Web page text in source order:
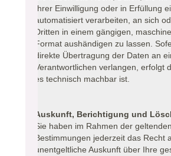
Ihrer Einwilligung oder in Erfüllung
automatisiert verarbeiten, an sich
Dritten in einem gängigen,
Format aushändigen zu lassen.
direkte Übertragung der Daten an
Verantwortlichen verlangen, erfolgt
es technisch machbar ist.
Auskunft, Berichtigung und
Sie haben im Rahmen der
Bestimmungen jederzeit das Recht
unentgeltliche Auskunft über Ihre